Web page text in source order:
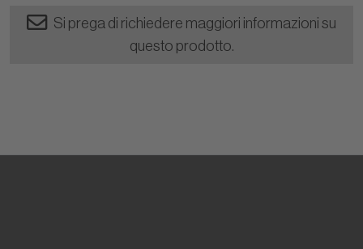
Si prega di richiedere maggiori informazioni su
questo prodotto.